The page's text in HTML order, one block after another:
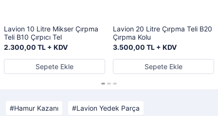
Lavion 10 Litre Mikser Çırpma
Teli B10 Çırpıcı Tel
2.300,00 TL + KDV
Sepete Ekle
Lavion 20 Litre Çırpma Teli B20
Çırpma Kolu
3.500,00 TL + KDV
Sepete Ekle
Hamur Kazanı Lavion Yedek Parça